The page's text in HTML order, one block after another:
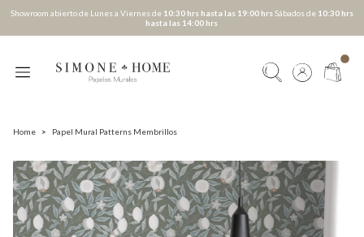
Showroom abierto de Lunes a Viernes de 10:30 hrs hasta las 19:00 hrsSábados de 10:30 hrs
hasta las 14:00 hrs
Home > Papel Mural Patterns Membrillos